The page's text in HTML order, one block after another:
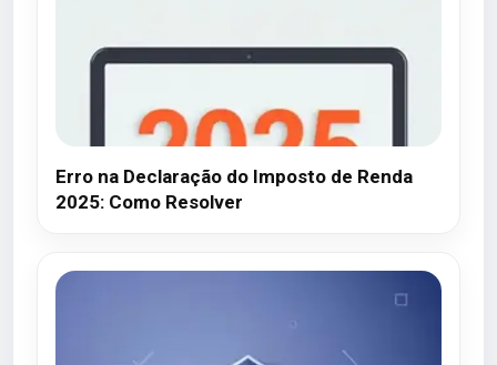
Erro na Declaração do Imposto de Renda
2025: Como Resolver